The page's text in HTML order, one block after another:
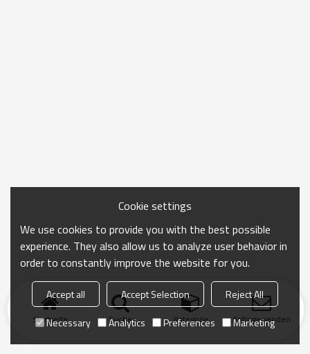
Startseite Suche Kategorie Anfrage senden
Cookie settings
We use cookies to provide you with the best possible
experience. They also allow us to analyze user behavior in
order to constantly improve the website for you.
Accept all Accept Selection
Reject All
Necessary
Analytics Preferences Marketing